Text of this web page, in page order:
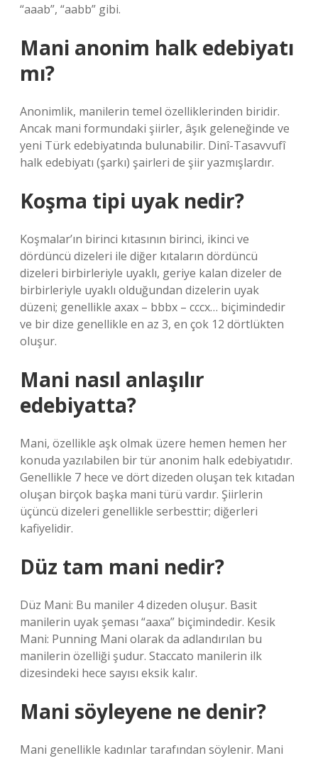
“aaab”, “aabb” gibi.
Mani anonim halk edebiyatı
mı?
Anonimlik, manilerin temel özelliklerinden biridir.
Ancak mani formundaki şiirler, âşık geleneğinde ve
yeni Türk edebiyatında bulunabilir. Dinî-Tasavvufî
halk edebiyatı (şarkı) şairleri de şiir yazmışlardır.
Koşma tipi uyak nedir?
Koşmalar’ın birinci kıtasının birinci, ikinci ve
dördüncü dizeleri ile diğer kıtaların dördüncü
dizeleri birbirleriyle uyaklı, geriye kalan dizeler de
birbirleriyle uyaklı olduğundan dizelerin uyak
düzeni; genellikle axax – bbbx – cccx… biçimindedir
ve bir dize genellikle en az 3, en çok 12 dörtlükten
oluşur.
Mani nasıl anlaşılır
edebiyatta?
Mani, özellikle aşk olmak üzere hemen hemen her
konuda yazılabilen bir tür anonim halk edebiyatıdır.
Genellikle 7 hece ve dört dizeden oluşan tek kıtadan
oluşan birçok başka mani türü vardır. Şiirlerin
üçüncü dizeleri genellikle serbesttir; diğerleri
kafiyelidir.
Düz tam mani nedir?
Düz Mani: Bu maniler 4 dizeden oluşur. Basit
manilerin uyak şeması “aaxa” biçimindedir. Kesik
Mani: Punning Mani olarak da adlandırılan bu
manilerin özelliği şudur. Staccato manilerin ilk
dizesindeki hece sayısı eksik kalır.
Mani söyleyene ne denir?
Mani genellikle kadınlar tarafından söylenir. Mani